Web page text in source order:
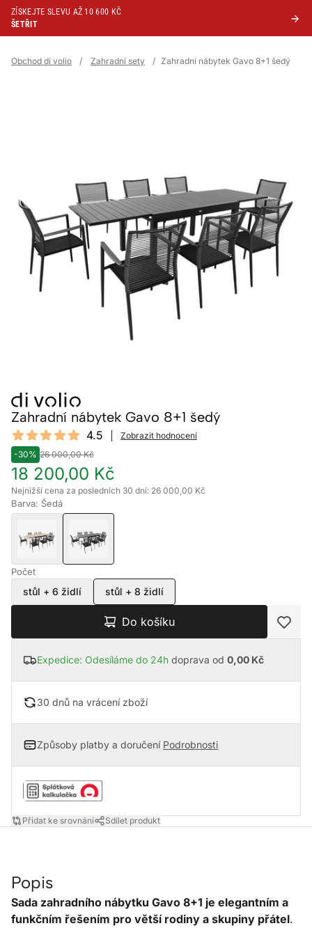
ZÍSKEJTE SLEVU AŽ 10 600 KČ
ŠETŘIT
Obchod di volio / Zahradní sety / Zahradní nábytek Gavo 8+1 šedý
Zahradní nábytek Gavo 8+1 šedý
Reviews
4.5 out of 5 stars 4.5
Zobrazit hodnocení
-30% 26 000,00 Kč
18 200,00 Kč
Nejnižší cena za posledních 30 dní: 26 000,00 Kč
Barva: Šedá
Počet
stůl + 6 židlí stůl + 8 židlí
Do košíku
Expedice: Odesíláme do 24h doprava od 0,00 Kč
30 dnů na vrácení zboží
Způsoby platby a doručení Podrobnosti
Přidat ke srovnání Sdílet produkt
Popis
Sada zahradního nábytku Gavo 8+1 je elegantním a
funkčním řešením pro větší rodiny a skupiny přátel.